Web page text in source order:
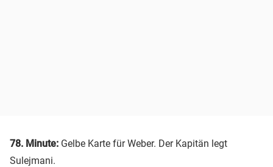
78. Minute: Gelbe Karte für Weber. Der Kapitän legt
Sulejmani.